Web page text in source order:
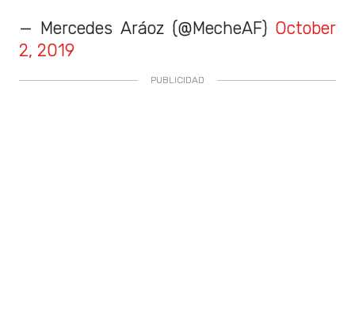
— Mercedes Aráoz (@MecheAF) October
2, 2019